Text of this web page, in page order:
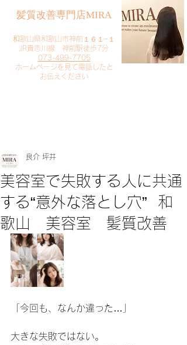
​髪質改善専門店MIRA
​和歌山県和歌山市神前１６１−１
JR貴志川線 神前駅徒歩7分
073-499-7705
​ホームページを見て電話したと
お伝えください
美容室で失敗する人に共通
する“意外な落とし穴” 和
歌山 美容室 髪質改善
良介 坪井
「今回も、なんか違った…」
大きな失敗ではない。